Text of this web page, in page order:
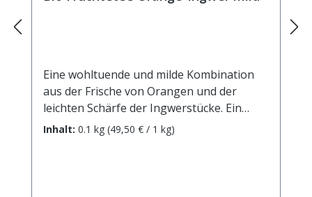
Eine wohltuende und milde Kombination
aus der Frische von Orangen und der
leichten Schärfe der Ingwerstücke. Ein
Genuss nicht nur in der kalten
Inhalt: 0.1 kg (49,50 € / 1 kg)